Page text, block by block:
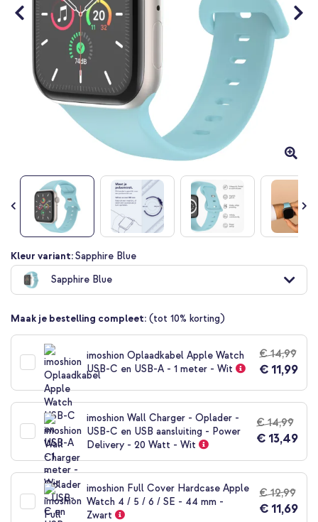
Ga
naar
het
begin
de
afbeeldingen-
Kleur variant:Sapphire Blue
Sapphire Blue
Maak je bestelling compleet: (tot 10% korting)
imoshion Oplaadkabel Apple Watch
USB-C en USB-A - 1 meter - Wit
€ 14,99
€ 11,99
imoshion Wall Charger - Oplader -
USB-C en USB aansluiting - Power
Delivery - 20 Watt - Wit
€ 14,99
€ 13,49
imoshion Full Cover Hardcase Apple
Watch 4 / 5 / 6 / SE - 44 mm -
Zwart
€ 12,99
€ 11,69